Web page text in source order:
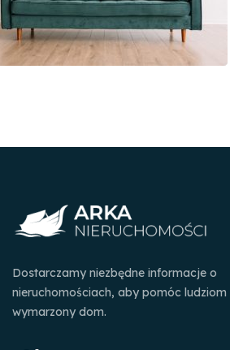
Dostarczamy niezbędne informacje o
nieruchomościach, aby pomóc ludziom
wymarzony dom.